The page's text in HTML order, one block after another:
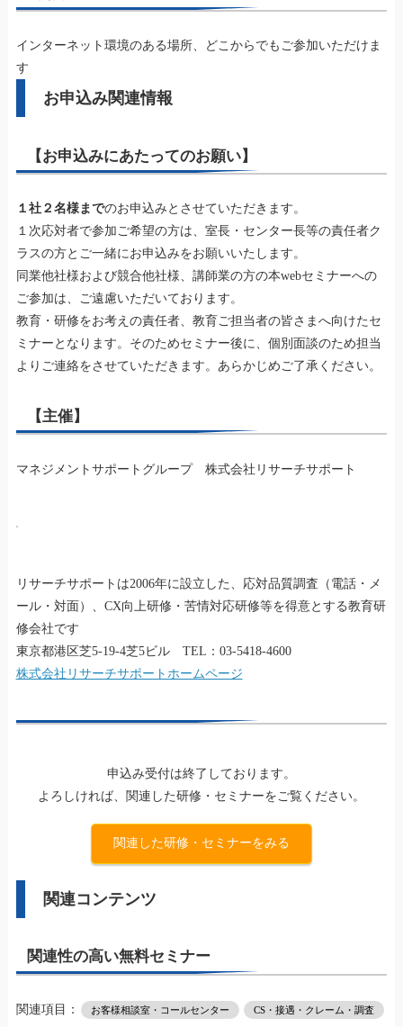
インターネット環境のある場所、どこからでもご参加いただけま
す
お申込み関連情報
【お申込みにあたってのお願い】
１社２名様までのお申込みとさせていただきます。
１次応対者で参加ご希望の方は、室長・センター長等の責任者ク
ラスの方とご一緒にお申込みをお願いいたします。
同業他社様および競合他社様、講師業の方の本webセミナーへの
ご参加は、ご遠慮いただいております。
教育・研修をお考えの責任者、教育ご担当者の皆さまへ向けたセ
ミナーとなります。そのためセミナー後に、個別面談のため担当
よりご連絡をさせていただきます。 あらかじめご了承ください。
【主催】
マネジメントサポートグループ 株式会社リサーチサポート
リサーチサポートは2006年に設立した、応対品質調査（電話・メ
ール・対面）、CX向上研修・苦情対応研修等を得意とする教育研
修会社です
東京都港区芝5-19-4芝5ビル TEL：03-5418-4600
株式会社リサーチサポートホームページ
申込み受付は終了しております。
よろしければ、関連した研修・セミナーをご覧ください。
関連した研修・セミナーをみる
関連コンテンツ
関連性の高い無料セミナー
関連項目： お客様相談室・コールセンター CS・接遇・クレーム・調査